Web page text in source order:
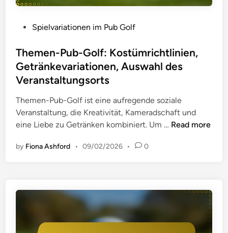
s
t
e
i
n
Spielvariationen im Pub Golf
Themen-Pub-Golf: Kostümrichtlinien,
Getränkevariationen, Auswahl des
Veranstaltungsorts
Themen-Pub-Golf ist eine aufregende soziale
Veranstaltung, die Kreativität, Kameradschaft und
eine Liebe zu Getränken kombiniert. Um … T
u
Read more
by Fiona Ashford • 09/02/2026 • 0